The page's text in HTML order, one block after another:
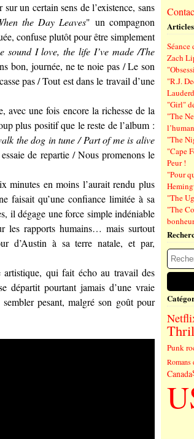
un certain sens de l’existence, sans
the Day Leaves" un compagnon
confuse plutôt pour être simplement
sound I love, the life I’ve made /The
bon, journée, ne te noie pas / Le son
pas / Tout est dans le travail d’une
avec une fois encore la richesse de la
plus positif que le reste de l’album :
the dog in tune / Part of me is alive
de repartie / Nous promenons le
minutes en moins l’aurait rendu plus
faisait qu’une confiance limitée à sa
il dégage une force simple indéniable
les rapports humains… mais surtout
d’Austin à sa terre natale, et par,
artistique, qui fait écho au travail des
départit pourtant jamais d’une vraie
pesant, malgré son goût pour
Mars
Mai
Avril
Juin
Mai
Juin
Mai
Juin
Mai
Août
Juin
Mai
Juin
Mai
Zach
"R.J.
"Girl"
"The
"The
"Cape
Peur !
"Pour
"The
"The
bonheur
Punk
Romans
Canada